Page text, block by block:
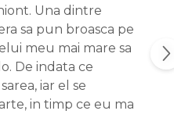
Una dintre
sa pun broasca pe
meu mai mare sa
De indata ce
iar el se
in timp ce eu ma